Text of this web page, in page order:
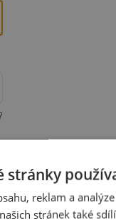
stránky
reklam a
stránek také